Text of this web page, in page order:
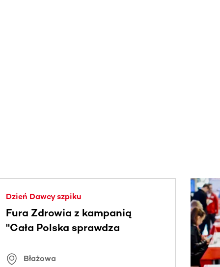
Dzień Dawcy szpiku
Fura Zdrowia z kampanią
"Cała Polska sprawdza
Błażowa